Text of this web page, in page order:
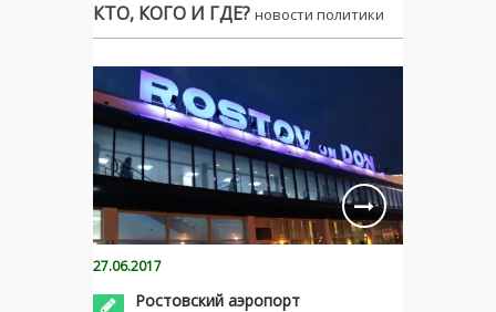
КТО, КОГО И ГДЕ? новости политики
27.06.2017
Ростовский аэропорт